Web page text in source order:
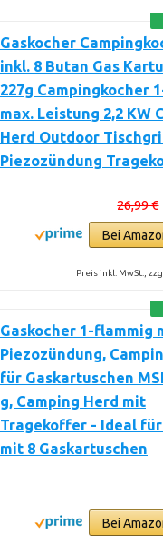
Gaskocher
inkl. 8 Butan Gas
227g Campingkocher
max. Leistung 2,2 KW
Herd Outdoor
Piezozündung
26,99 €
Bei
Preis inkl. MwSt.,
Gaskocher 1-flammig
Piezozündung,
für Gaskartuschen
g, Camping Herd mit
Tragekoffer - Ideal
mit 8 Gaskartuschen
Bei